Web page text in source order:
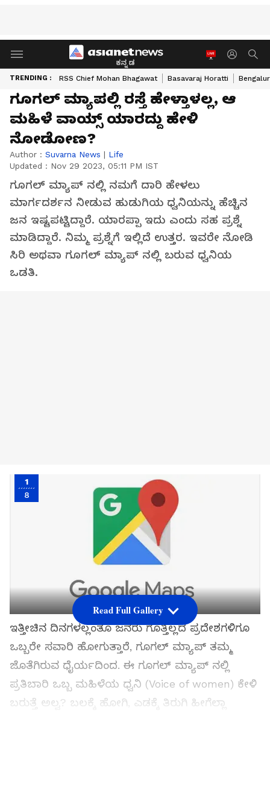
ಕನ್ನಡ
TRENDING : RSS Chief Mohan Bhagawat Basavaraj Horatti
ಗೂಗಲ್ ಮ್ಯಾಪಲ್ಲಿ ರಸ್ತೆ ಹೇಳ್ತಾಳಲ್ಲ, ಆ
ಮಹಿಳೆ ವಾಯ್ಸ್‌ ಯಾರದ್ದು ಹೇಳಿ
ನೋಡೋಣ?
Author : Suvarna News | Life
Updated : Nov 29 2023, 05:11 PM IST
ಗೂಗಲ್ ಮ್ಯಾಪ್ ನಲ್ಲಿ ನಮಗೆ ದಾರಿ ಹೇಳಲು
ಮಾರ್ಗದರ್ಶನ ನೀಡುವ ಹುಡುಗಿಯ ಧ್ವನಿಯನ್ನು ಹೆಚ್ಚಿನ
ಜನ ಇಷ್ಟಪಟ್ಟಿದ್ದಾರೆ. ಯಾರಪ್ಪಾ ಇದು ಎಂದು ಸಹ ಪ್ರಶ್ನೆ
ಮಾಡಿದ್ದಾರೆ. ನಿಮ್ಮ ಪ್ರಶ್ನೆಗೆ ಇಲ್ಲಿದೆ ಉತ್ತರ. ಇವರೇ ನೋಡಿ
ಸಿರಿ ಅಥವಾ ಗೂಗಲ್ ಮ್ಯಾಪ್ ನಲ್ಲಿ ಬರುವ ಧ್ವನಿಯ
ಒಡತಿ.
1
8
ಇತ್ತೀಚಿನ ದಿನಗಳಲ್ಲಂತೂ ಜನರು ಗೊತ್ತಿಲ್ಲದ ಪ್ರದೇಶಗಳಿಗೂ
ಒಬ್ಬರೇ ಸವಾರಿ ಹೋಗುತ್ತಾರೆ, ಗೂಗಲ್ ಮ್ಯಾಪ್ ತಮ್ಮ
ಜೊತೆಗಿರುವ ಧೈರ್ಯದಿಂದ. ಈ ಗೂಗಲ್ ಮ್ಯಾಪ್ ನಲ್ಲಿ
ಪ್ರತಿಬಾರಿ ಒಬ್ಬ ಮಹಿಳೆಯ ಧ್ವನಿ (Voice of women) ಕೇಳಿ
ಬರುತ್ತೆ ಅಲ್ವ? ಬಲಕ್ಕೆ ಹೋಗಿ, ಎಡಕ್ಕೆ ತಿರುಗಿ ಹೀಗೆಲ್ಲಾ
Read Full Gallery